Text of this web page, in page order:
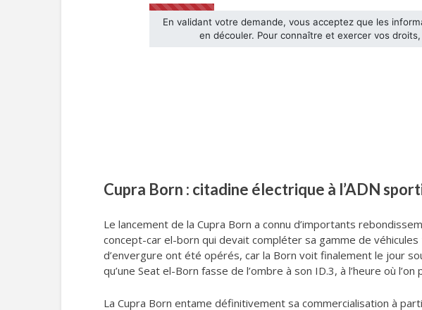
Cupra Born : citadine électrique à l’ADN
Le lancement de la Cupra Born a connu d’importants
concept-car el-born qui devait compléter sa gamme de
d’envergure ont été opérés, car la Born voit finalement le jour
qu’une Seat el-Born fasse de l’ombre à son ID.3, à l’heure où
La Cupra Born entame définitivement sa commercialisation à